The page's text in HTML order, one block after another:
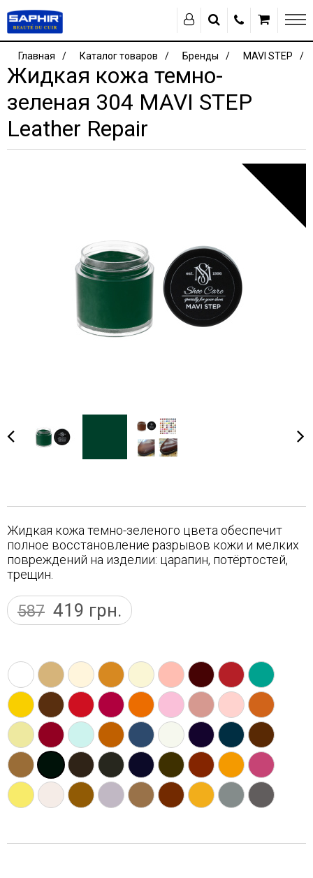
Главная Каталог товаров Бренды MAVI STEP
Жидкая кожа темно-
зеленая 304 MAVI STEP
Leather Repair
Жидкая кожа темно-зеленого цвета обеспечит
полное восстановление разрывов кожи и мелких
повреждений на изделии: царапин, потёртостей,
трещин.
587 419 грн.